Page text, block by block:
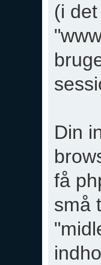
(i
Din
få
små